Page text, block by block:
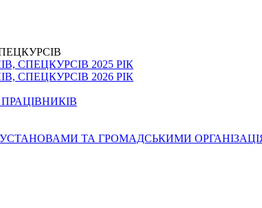
СПЕЦКУРСІВ 2025 РІК
СПЕЦКУРСІВ 2026 РІК
ТА ГРОМАДСЬКИМИ